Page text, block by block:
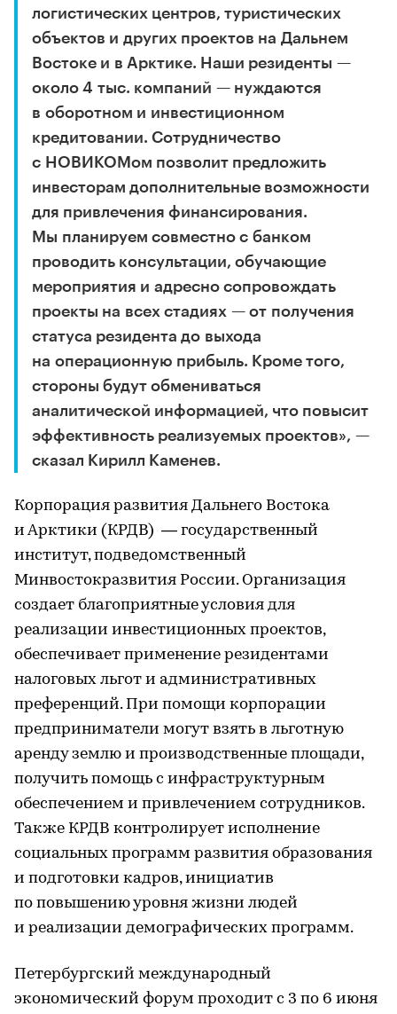
логистических центров, туристических
объектов и других проектов на Дальнем
Востоке и в Арктике. Наши резиденты —
около 4 тыс. компаний — нуждаются
в оборотном и инвестиционном
кредитовании. Сотрудничество
с НОВИКОМом позволит предложить
инвесторам дополнительные возможности
для привлечения финансирования.
Мы планируем совместно с банком
проводить консультации, обучающие
мероприятия и адресно сопровождать
проекты на всех стадиях — от получения
статуса резидента до выхода
на операционную прибыль. Кроме того,
стороны будут обмениваться
аналитической информацией, что повысит
эффективность реализуемых проектов», —
сказал Кирилл Каменев.
Корпорация развития Дальнего Востока
и Арктики (КРДВ) — государственный
институт, подведомственный
Минвостокразвития России. Организация
создает благоприятные условия для
реализации инвестиционных проектов,
обеспечивает применение резидентами
налоговых льгот и административных
преференций. При помощи корпорации
предприниматели могут взять в льготную
аренду землю и производственные площади,
получить помощь с инфраструктурным
обеспечением и привлечением сотрудников.
Также КРДВ контролирует исполнение
социальных программ развития образования
и подготовки кадров, инициатив
по повышению уровня жизни людей
и реализации демографических программ.
Петербургский международный
экономический форум проходит с 3 по 6 июня